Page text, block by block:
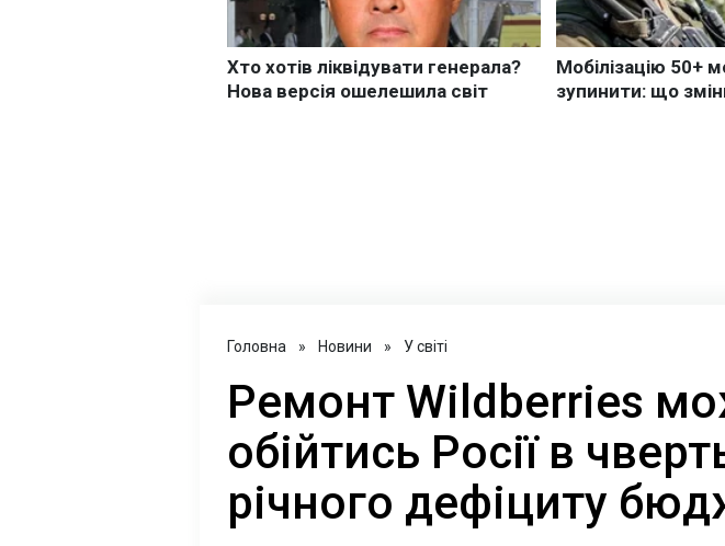
Головна » Новини » У світі
Ремонт Wildberries
обійтись Росії в
річного дефіциту